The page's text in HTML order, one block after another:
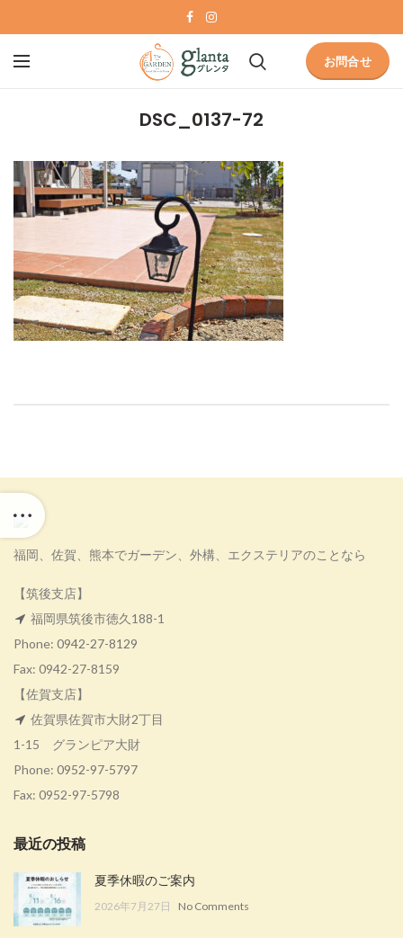
お問合せ
DSC_0137-72
福岡、佐賀、熊本でガーデン、外構、エクステリアのことなら
【筑後支店】
福岡県筑後市徳久188-1
Phone: 0942-27-8129
Fax: 0942-27-8159
【佐賀支店】
佐賀県佐賀市大財2丁目
1-15 グランピア大財
Phone: 0952-97-5797
Fax: 0952-97-5798
最近の投稿
夏季休暇のご案内
2026年7月27日 No Comments